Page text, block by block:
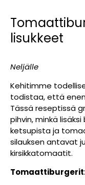
lisukkeet
Neljälle
Kehitimme
todistaa, että
Tässä reseptissä
pihvin, minkä
ketsupista ja
silauksen antavat
kirsikkatomaatit.